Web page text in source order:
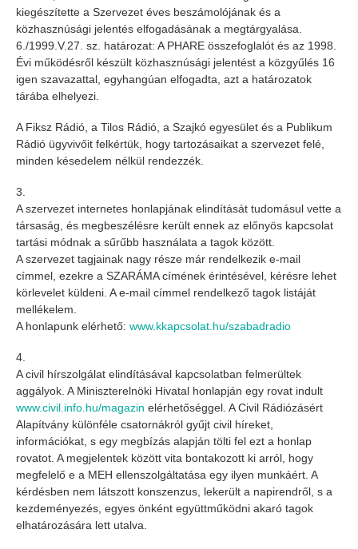
kiegészítette a Szervezet éves beszámolójának és a
közhasznúsági jelentés elfogadásának a megtárgyalása.
6./1999.V.27. sz. határozat: A PHARE összefoglalót és az 1998.
Évi működésről készült közhasznúsági jelentést a közgyűlés 16
igen szavazattal, egyhangúan elfogadta, azt a határozatok
tárába elhelyezi.
A Fiksz Rádió, a Tilos Rádió, a Szajkó egyesület és a Publikum
Rádió ügyvivőit felkértük, hogy tartozásaikat a szervezet felé,
minden késedelem nélkül rendezzék.
3.
A szervezet internetes honlapjának elindítását tudomásul vette a
társaság, és megbeszélésre került ennek az előnyös kapcsolat
tartási módnak a sűrűbb használata a tagok között.
A szervezet tagjainak nagy része már rendelkezik e-mail
címmel, ezekre a SZARÁMA címének érintésével, kérésre lehet
körlevelet küldeni. A e-mail címmel rendelkező tagok listáját
mellékelem.
A honlapunk elérhető: www.kkapcsolat.hu/szabadradio
4.
A civil hírszolgálat elindításával kapcsolatban felmerültek
aggályok. A Miniszterelnöki Hivatal honlapján egy rovat indult
www.civil.info.hu/magazin elérhetőséggel. A Civil Rádiózásért
Alapítvány különféle csatornákról gyűjt civil híreket,
információkat, s egy megbízás alapján tölti fel ezt a honlap
rovatot. A megjelentek között vita bontakozott ki arról, hogy
megfelelő e a MEH ellenszolgáltatása egy ilyen munkáért. A
kérdésben nem látszott konszenzus, lekerült a napirendről, s a
kezdeményezés, egyes önként együttműködni akaró tagok
elhatározására lett utalva.